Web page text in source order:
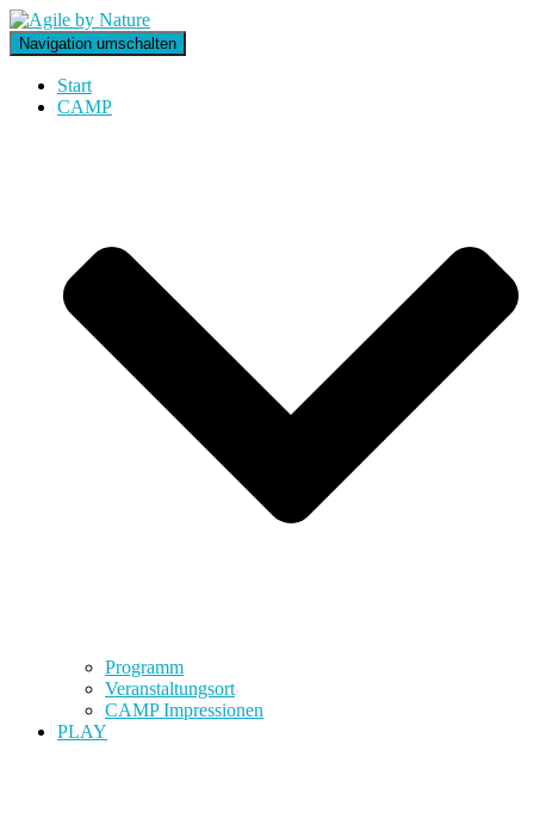
Navigation umschalten
Start
CAMP
Programm
Veranstaltungsort
CAMP Impressionen
PLAY